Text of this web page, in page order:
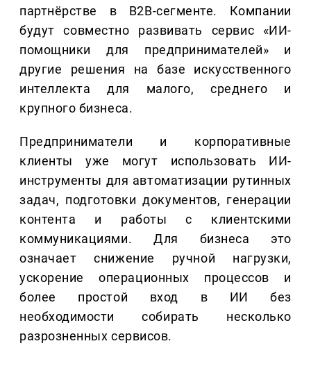
партнёрстве в B2B-сегменте. Компании
будут совместно развивать сервис «ИИ-
помощники для предпринимателей» и
другие решения на базе искусственного
интеллекта для малого, среднего и
крупного бизнеса.
Предприниматели и корпоративные
клиенты уже могут использовать ИИ-
инструменты для автоматизации рутинных
задач, подготовки документов, генерации
контента и работы с клиентскими
коммуникациями. Для бизнеса это
означает снижение ручной нагрузки,
ускорение операционных процессов и
более простой вход в ИИ без
необходимости собирать несколько
разрозненных сервисов.